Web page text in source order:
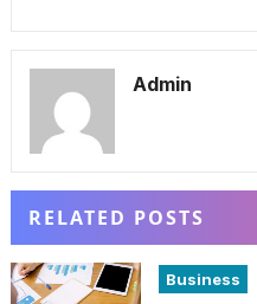
Admin
RELATED POSTS
Business